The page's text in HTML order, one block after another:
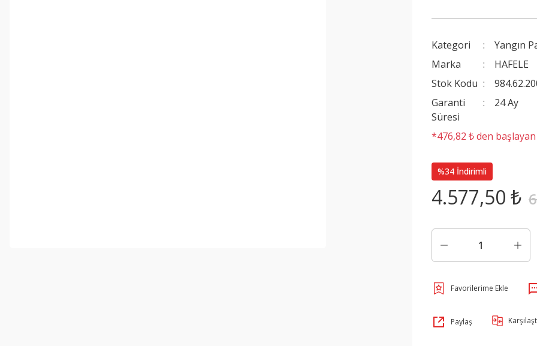
Kategori
Yangın
Marka
HAFELE
Stok Kodu
Garanti
Süresi
24 Ay
*476,82 ₺ den
%34 İndirimli
4.577,50 ₺
Paylaş